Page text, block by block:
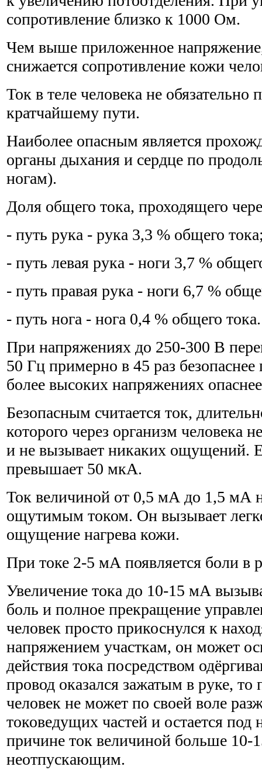
сопротивление близко к 1000 Ом.
Чем выше приложенное
снижается сопротивление кожи
Ток в теле человека не обязательно
кратчайшему пути.
Наиболее опасным является
органы дыхания и сердце по
ногам).
Доля общего тока, проходящего
- путь рука - рука 3,3 % общего
- путь левая рука - ноги 3,7 %
- путь правая рука - ноги 6,7 %
- путь нога - нога 0,4 % общего тока.
При напряжениях до 250-300 В
50 Гц примерно в 45 раз безопаснее
более высоких напряжениях
Безопасным считается ток,
которого через организм человека
и не вызывает никаких ощущений.
превышает 50 мкА.
Ток величиной от 0,5 мА до 1,5 мА
ощутимым током. Он вызывает
ощущение нагрева кожи.
При токе 2-5 мА появляется боли в
Увеличение тока до 10-15 мА
боль и полное прекращение
человек просто прикоснулся к
напряжением участкам, он может
действия тока посредством
провод оказался зажатым в руке, то
человек не может по своей воле
токоведущих частей и остается
причине ток величиной больше 10-
неотпускающим.